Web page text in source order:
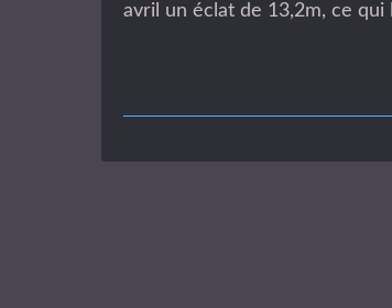
avril un éclat de 13,2m, ce qui